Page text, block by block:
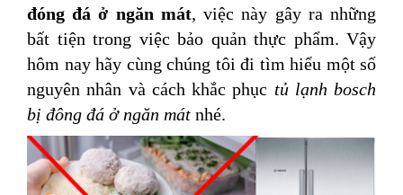
đóng đá ở ngăn mát, việc này gây ra những
bất tiện trong việc bảo quản thực phẩm. Vậy
hôm nay hãy cùng chúng tôi đi tìm hiểu một số
nguyên nhân và cách khắc phục tủ lạnh bosch
bị đông đá ở ngăn mát nhé.